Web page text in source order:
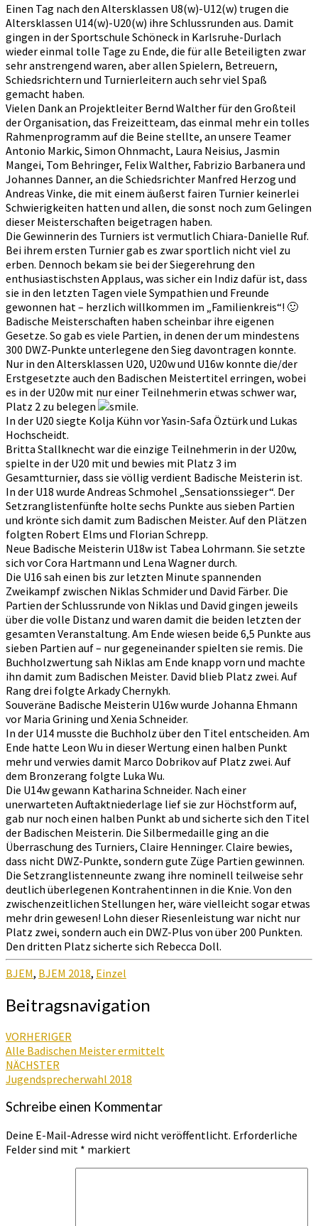
Einen Tag nach den Altersklassen U8(w)-U12(w) trugen die
Altersklassen U14(w)-U20(w) ihre Schlussrunden aus. Damit
gingen in der Sportschule Schöneck in Karlsruhe-Durlach
wieder einmal tolle Tage zu Ende, die für alle Beteiligten zwar
sehr anstrengend waren, aber allen Spielern, Betreuern,
Schiedsrichtern und Turnierleitern auch sehr viel Spaß
gemacht haben.
Vielen Dank an Projektleiter Bernd Walther für den Großteil
der Organisation, das Freizeitteam, das einmal mehr ein tolles
Rahmenprogramm auf die Beine stellte, an unsere Teamer
Antonio Markic, Simon Ohnmacht, Laura Neisius, Jasmin
Mangei, Tom Behringer, Felix Walther, Fabrizio Barbanera und
Johannes Danner, an die Schiedsrichter Manfred Herzog und
Andreas Vinke, die mit einem äußerst fairen Turnier keinerlei
Schwierigkeiten hatten und allen, die sonst noch zum Gelingen
dieser Meisterschaften beigetragen haben.
Die Gewinnerin des Turniers ist vermutlich Chiara-Danielle Ruf.
Bei ihrem ersten Turnier gab es zwar sportlich nicht viel zu
erben. Dennoch bekam sie bei der Siegerehrung den
enthusiastischsten Applaus, was sicher ein Indiz dafür ist, dass
sie in den letzten Tagen viele Sympathien und Freunde
gewonnen hat – herzlich willkommen im „Familienkreis“! 🙂
Badische Meisterschaften haben scheinbar ihre eigenen
Gesetze. So gab es viele Partien, in denen der um mindestens
300 DWZ-Punkte unterlegene den Sieg davontragen konnte.
Nur in den Altersklassen U20, U20w und U16w konnte die/der
Erstgesetzte auch den Badischen Meistertitel erringen, wobei
es in der U20w mit nur einer Teilnehmerin etwas schwer war,
Platz 2 zu belegen
.
In der U20 siegte Kolja Kühn vor Yasin-Safa Öztürk und Lukas
Hochscheidt.
Britta Stallknecht war die einzige Teilnehmerin in der U20w,
spielte in der U20 mit und bewies mit Platz 3 im
Gesamtturnier, dass sie völlig verdient Badische Meisterin ist.
In der U18 wurde Andreas Schmohel „Sensationssieger“. Der
Setzranglistenfünfte holte sechs Punkte aus sieben Partien
und krönte sich damit zum Badischen Meister. Auf den Plätzen
folgten Robert Elms und Florian Schrepp.
Neue Badische Meisterin U18w ist Tabea Lohrmann. Sie setzte
sich vor Cora Hartmann und Lena Wagner durch.
Die U16 sah einen bis zur letzten Minute spannenden
Zweikampf zwischen Niklas Schmider und David Färber. Die
Partien der Schlussrunde von Niklas und David gingen jeweils
über die volle Distanz und waren damit die beiden letzten der
gesamten Veranstaltung. Am Ende wiesen beide 6,5 Punkte aus
sieben Partien auf – nur gegeneinander spielten sie remis. Die
Buchholzwertung sah Niklas am Ende knapp vorn und machte
ihn damit zum Badischen Meister. David blieb Platz zwei. Auf
Rang drei folgte Arkady Chernykh.
Souveräne Badische Meisterin U16w wurde Johanna Ehmann
vor Maria Grining und Xenia Schneider.
In der U14 musste die Buchholz über den Titel entscheiden. Am
Ende hatte Leon Wu in dieser Wertung einen halben Punkt
mehr und verwies damit Marco Dobrikov auf Platz zwei. Auf
dem Bronzerang folgte Luka Wu.
Die U14w gewann Katharina Schneider. Nach einer
unerwarteten Auftaktniederlage lief sie zur Höchstform auf,
gab nur noch einen halben Punkt ab und sicherte sich den Titel
der Badischen Meisterin. Die Silbermedaille ging an die
Überraschung des Turniers, Claire Henninger. Claire bewies,
dass nicht DWZ-Punkte, sondern gute Züge Partien gewinnen.
Die Setzranglistenneunte zwang ihre nominell teilweise sehr
deutlich überlegenen Kontrahentinnen in die Knie. Von den
zwischenzeitlichen Stellungen her, wäre vielleicht sogar etwas
mehr drin gewesen! Lohn dieser Riesenleistung war nicht nur
Platz zwei, sondern auch ein DWZ-Plus von über 200 Punkten.
Den dritten Platz sicherte sich Rebecca Doll.
BJEM, BJEM 2018, Einzel
Beitragsnavigation
VORHERIGER
Alle Badischen Meister ermittelt
NÄCHSTER
Jugendsprecherwahl 2018
Schreibe einen Kommentar
Deine E-Mail-Adresse wird nicht veröffentlicht. Erforderliche
Felder sind mit * markiert